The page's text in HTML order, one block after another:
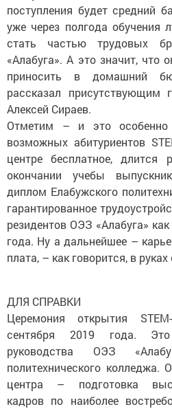
поступления будет средний
уже через полгода обучения
стать частью трудовых
«Алабуга». А это значит, что
приносить в домашний
рассказал присутствующим
Алексей Сираев.
Отметим – и это особенно
возможных абитуриентов
центре бесплатное,
окончании учебы
диплом Елабужского
гарантированное
резидентов ОЭЗ «Алабуга»
года. Ну а дальнейшее –
плата, – как говорится, в
ДЛЯ СПРАВКИ
Церемония открытия
сентября 2019 года.
руководства ОЭЗ
политехнического колледжа.
центра – подготовка
кадров по наиболее